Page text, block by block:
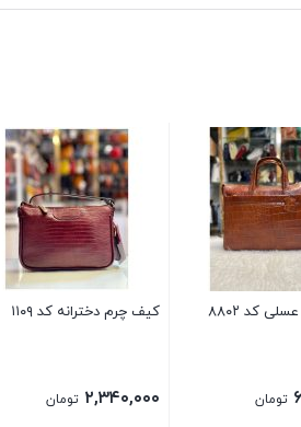
کد ۸۸۰۲
تومان
کیف چرم دخترانه کد ۱۱۰۹
۲,۳۴۰,۰۰۰ تومان